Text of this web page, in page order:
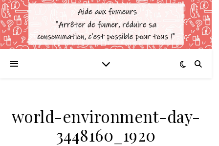
world-environment-day-
3448160_1920